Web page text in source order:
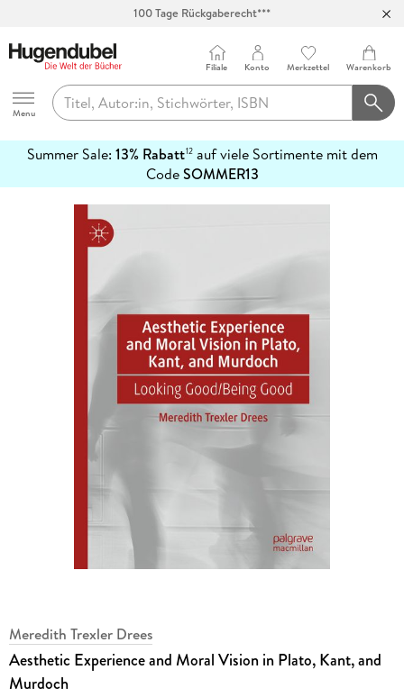
Abholung in über 100 Filialen
Hugendubel
Menu
Filiale Konto Merkzettel Warenkorb
Summer Sale: 13% Rabatt12auf viele Sortimente mit dem
CodeSOMMER13
erfahren
Meredith Trexler Drees
Aesthetic Experience and Moral Vision in Plato, Kant, and
Murdoch